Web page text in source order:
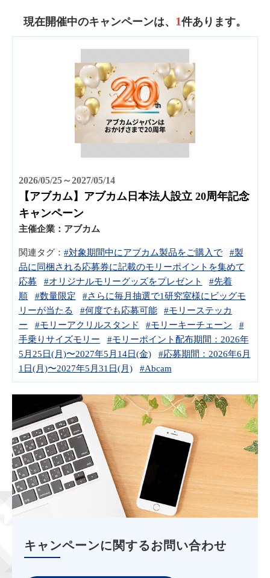
現在開催中のキャンペーンは、 1件あります。
2026/05/25～2027/05/14
【アブカム】アブカム日本法人設立 20周年記念
キャンペーン
主催企業： アブカム
関連タグ： #対象期間中にアブカム製品をご購入で
#製
品に同梱される応募券に記載のモリーポイントを集めて
応募
#オリジナルモリーグッズをプレゼント
#先着
順
#数量限定
#さらに毎月抽選で1研究室様にビッグモ
リーが当たる
#何度でも応募可能
#モリーステッカ
ー
#モリーアクリルスタンド #モリーキーチェーン
#
手乗りサイズモリー
#モリーポイント配布期間：2026年
5月25日(月)〜2027年5月14日(金)
#応募期間：2026年6月
1日(月)〜2027年5月31日(月)
#Abcam
キャンペーンに関するお問い合わせ